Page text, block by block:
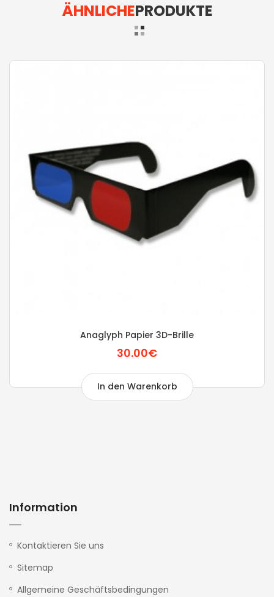
ÄHNLICHEPRODUKTE
Anaglyph Papier 3D-Brille
30.00€
In den Warenkorb
Information
Kontaktieren Sie uns
Sitemap
Allgemeine Geschäftsbedingungen